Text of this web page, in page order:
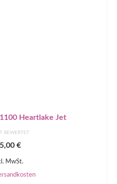
Heartlake Jet
BEWERTET
€
MwSt.